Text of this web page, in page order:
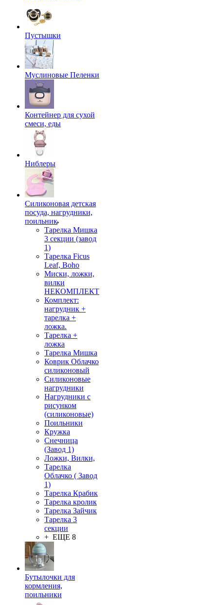
Пустышки
Муслиновые Пеленки
Контейнер для сухой
смеси, еды
Ниблеры
Силиконовая детская
посуда, нагрудники,
поильник
Тарелка Мишка
3 секции (завод
1)
Тарелка Ficus
Leaf, Boho
Миски, ложки,
вилки
НЕКОМПЛЕКТ
Комплект:
нагрудник +
тарелка +
ложка.
Тарелка +
ложка
Тарелка Мишка
Коврик Облачко
силиконовый
Силиконовые
нагрудники
Нагрудники с
рисунком
(силиконовые)
Поильники
Кружка
Снечница
(Завод 1)
Ложки, Вилки,
Тарелка
Облачко ( Завод
1)
Тарелка Крабик
Тарелка кролик
Тарелка Зайчик
Тарелка 3
секции
+ ЕЩЕ 8
Бутылочки для
кормления,
поильники